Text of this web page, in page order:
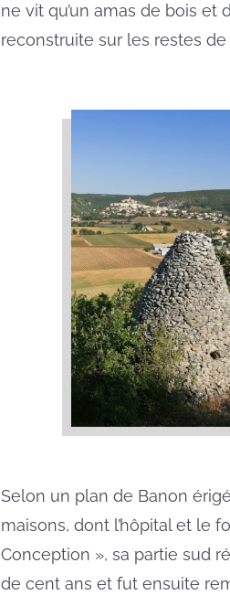
ne vit qu’un amas de bois et
reconstruite sur les restes
Selon un plan de Banon
maisons, dont l’hôpital et le
Conception », sa partie sud
de cent ans et fut ensuite